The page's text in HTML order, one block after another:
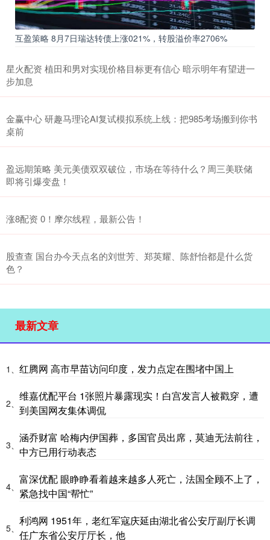
互盈策略 8月7日瑞达转债上涨021%，转股溢价率2706%
星火配资 植田和男对实现价格目标更有信心 暗示明年有望进一
步加息
金赢中心 研趣马理论AI复试模拟系统上线：把985考场搬到你书
桌前
盈远期策略 美元美债双双破位，市场在等待什么？周三美联储
即将引爆变盘！
涨8配资 0！摩尔线程，最新公告！
股查查 国台办今天点名的刘世芳、郑英耀、陈舒怡都是什么货
色？
最新文章
1、 红腾网 高市早苗访问印度，发力点定在围堵中国上
2、
维嘉优配平台 1张照片暴露现实！白宫发言人被戳穿，遭
到美国网友集体调侃
3、
涵乔财富 哈梅内伊国葬，多国官员出席，莫迪无法前往，
中方已用行动表态
4、
富深优配 眼睁睁看着越来越多人死亡，法国全顾不上了，
紧急找中国“帮忙”
5、
利鸿网 1951年，老红军寇庆延由湖北省公安厅副厅长调
任广东省公安厅厅长，他